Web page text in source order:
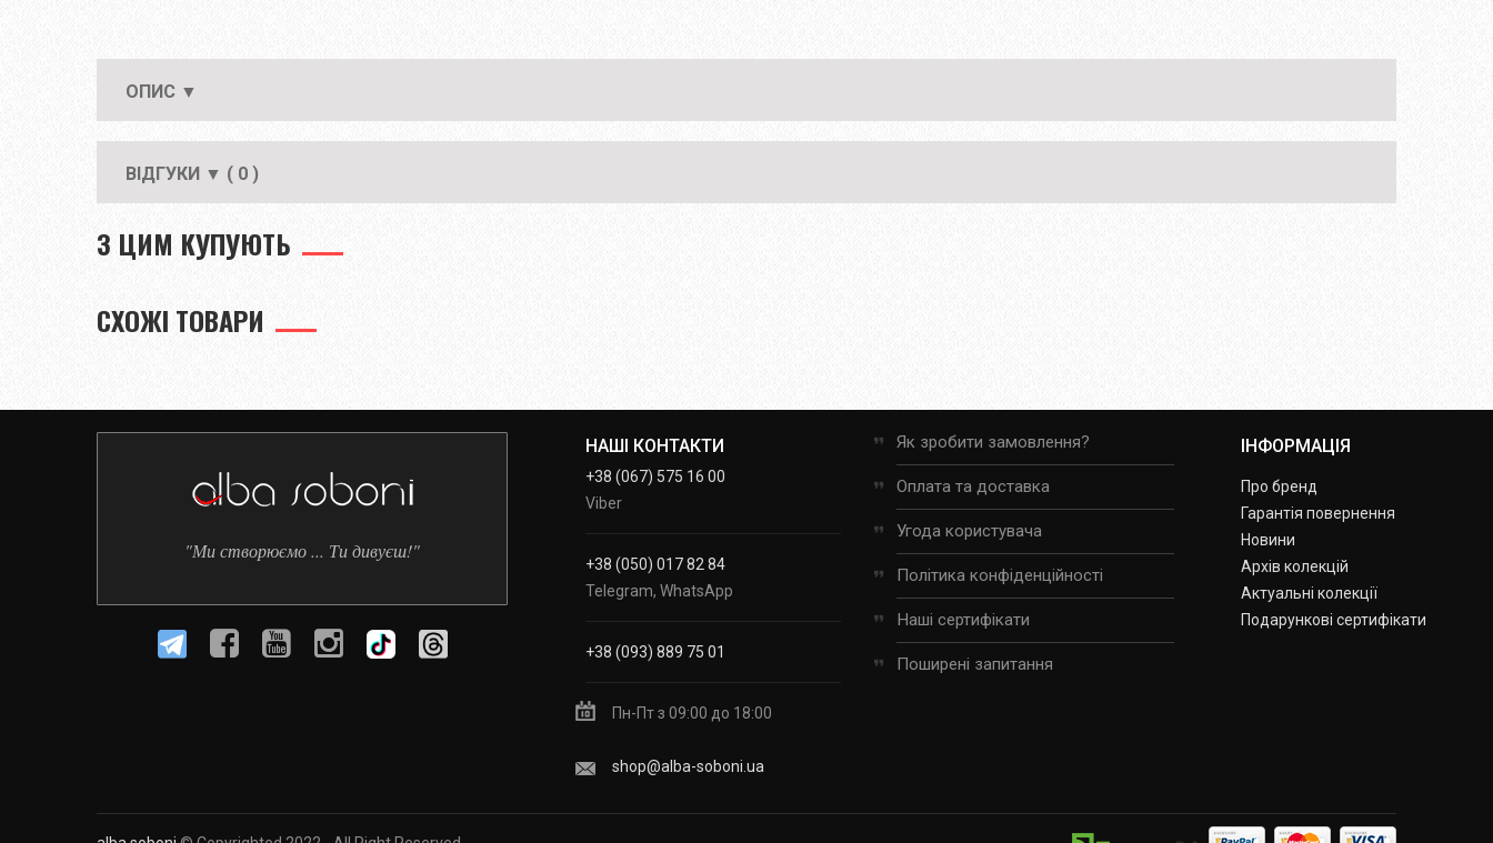
ОПИС ▼
ВІДГУКИ ▼ ( 0 )
З ЦИМ КУПУЮТЬ
СХОЖІ ТОВАРИ
"Ми створюємо ... Ти дивуєш!"
НАШІ КОНТАКТИ
+38 (067) 575 16 00
Viber
+38 (050) 017 82 84
Telegram, WhatsApp
+38 (093) 889 75 01
Пн-Пт з 09:00 до 18:00
shop@alba-soboni.ua
Як зробити замовлення?
Оплата та доставка
Угода користувача
Політика конфіденційності
Наші сертифікати
Поширені запитання
ІНФОРМАЦІЯ
Про бренд
Гарантія повернення
Новини
Архів колекцій
Актуальні колекції
Подарункові сертифікати